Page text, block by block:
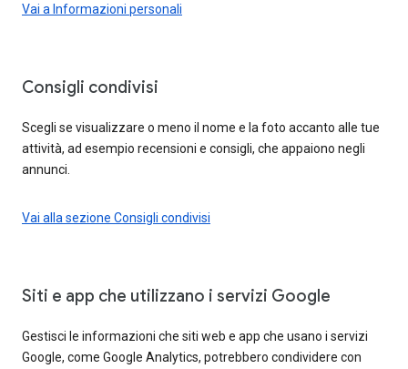
Vai a Informazioni personali
Consigli condivisi
Scegli se visualizzare o meno il nome e la foto accanto alle tue
attività, ad esempio recensioni e consigli, che appaiono negli
annunci.
Vai alla sezione Consigli condivisi
Siti e app che utilizzano i servizi Google
Gestisci le informazioni che siti web e app che usano i servizi
Google, come Google Analytics, potrebbero condividere con